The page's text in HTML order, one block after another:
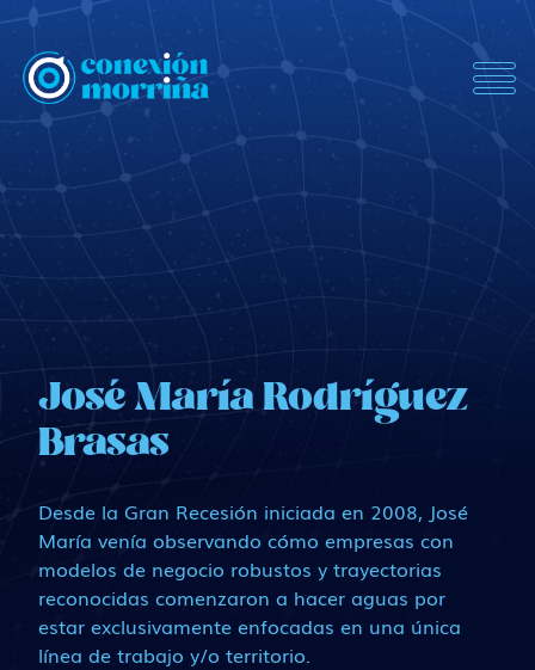
ConexionMorrina
José María Rodríguez
Brasas
Desde la Gran Recesión iniciada en 2008, José
María venía observando cómo empresas con
modelos de negocio robustos y trayectorias
reconocidas comenzaron a hacer aguas por
estar exclusivamente enfocadas en una única
línea de trabajo y/o territorio.